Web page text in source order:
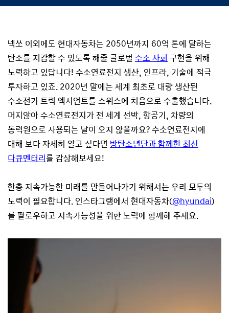
넥쏘 이외에도 현대자동차는 2050년까지 60억 톤에 달하는
탄소를 저감할 수 있도록 해줄 글로벌 수소 사회 구현을 위해
노력하고 있답니다! 수소연료전지 생산, 인프라, 기술에 적극
투자하고 있죠. 2020년 말에는 세계 최초로 대량 생산된
수소전기 트럭 엑시언트를 스위스에 처음으로 수출했습니다.
머지않아 수소연료전지가 전 세계 선박, 항공기, 차량의
동력원으로 사용되는 날이 오지 않을까요? 수소연료전지에
대해 보다 자세히 알고 싶다면 방탄소년단과 함께한 최신
다큐멘터리를 감상해보세요!
한층 지속가능한 미래를 만들어나가기 위해서는 우리 모두의
노력이 필요합니다. 인스타그램에서 현대자동차(@hyundai)
를 팔로우하고 지속가능성을 위한 노력에 함께해 주세요.